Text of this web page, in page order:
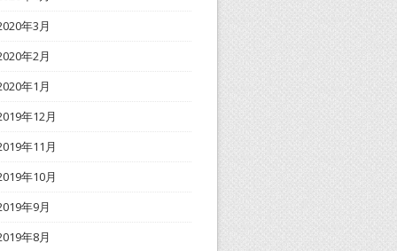
年3月
年2月
年1月
年12月
年11月
年10月
年9月
年8月